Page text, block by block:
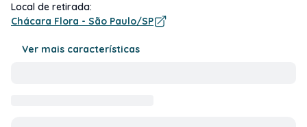
Local de retirada:
Chácara Flora - São Paulo/SP
Ver mais características